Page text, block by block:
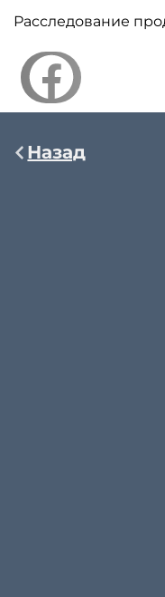
Расследование
Назад